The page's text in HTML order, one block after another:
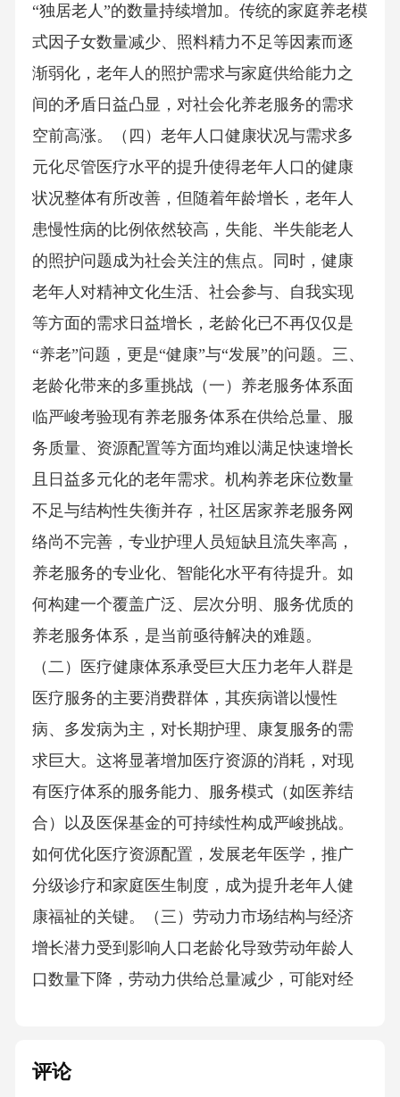
“独居老人”的数量持续增加。传统的家庭养老模
式因子女数量减少、照料精力不足等因素而逐
渐弱化，老年人的照护需求与家庭供给能力之
间的矛盾日益凸显，对社会化养老服务的需求
空前高涨。（四）老年人口健康状况与需求多
元化尽管医疗水平的提升使得老年人口的健康
状况整体有所改善，但随着年龄增长，老年人
患慢性病的比例依然较高，失能、半失能老人
的照护问题成为社会关注的焦点。同时，健康
老年人对精神文化生活、社会参与、自我实现
等方面的需求日益增长，老龄化已不再仅仅是
“养老”问题，更是“健康”与“发展”的问题。三、
老龄化带来的多重挑战（一）养老服务体系面
临严峻考验现有养老服务体系在供给总量、服
务质量、资源配置等方面均难以满足快速增长
且日益多元化的老年需求。机构养老床位数量
不足与结构性失衡并存，社区居家养老服务网
络尚不完善，专业护理人员短缺且流失率高，
养老服务的专业化、智能化水平有待提升。如
何构建一个覆盖广泛、层次分明、服务优质的
养老服务体系，是当前亟待解决的难题。
（二）医疗健康体系承受巨大压力老年人群是
医疗服务的主要消费群体，其疾病谱以慢性
病、多发病为主，对长期护理、康复服务的需
求巨大。这将显著增加医疗资源的消耗，对现
有医疗体系的服务能力、服务模式（如医养结
合）以及医保基金的可持续性构成严峻挑战。
如何优化医疗资源配置，发展老年医学，推广
分级诊疗和家庭医生制度，成为提升老年人健
康福祉的关键。（三）劳动力市场结构与经济
增长潜力受到影响人口老龄化导致劳动年龄人
口数量下降，劳动力供给总量减少，可能对经
构升级。如何通过延迟退休年龄、提高劳动参
评论